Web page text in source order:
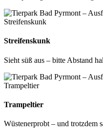
Streifenskunk
Sieht süß aus – bitte Abstand
Trampeltier
Wüstenerprobt – und trotzdem